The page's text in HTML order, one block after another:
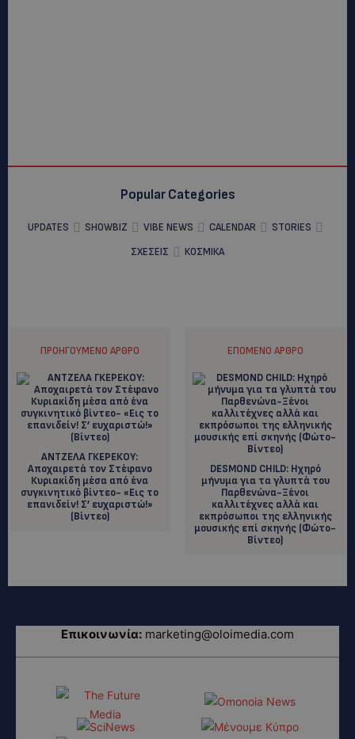
Popular Categories
UPDATES SHOWBIZ VIBE NEWS CALENDAR
STORIES
ΣΧΕΣΕΙΣ
ΚΟΣΜΙΚΑ
ΠΡΟΗΓΟΎΜΕΝΟ ΆΡΘΡΟ
ANTZEΛΑ ΓΚΕΡΕΚΟΥ:
Αποχαιρετά τον Στέφανο
Κυριακίδη μέσα από ένα
συγκινητικό βίντεο- «Εις το
επανιδείν! Σ’ ευχαριστώ!»
(Βίντεο)
ΕΠΌΜΕΝΟ ΆΡΘΡΟ
DESMOND CHILD: Ηχηρό
μήνυμα για τα γλυπτά του
Παρθενώνα-Ξένοι
καλλιτέχνες αλλά και
εκπρόσωποι της ελληνικής
μουσικής επί σκηνής (Φώτο-
Βίντεο)
Επικοινωνία: marketing@oloimedia.com